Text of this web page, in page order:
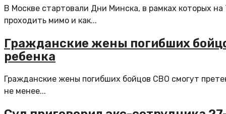
В Москве стартовали Дни Минска, в рамках которых
проходить мимо и как...
Гражданские жены погибших
ребенка
Гражданские жены погибших бойцов СВО смогут
не менее...